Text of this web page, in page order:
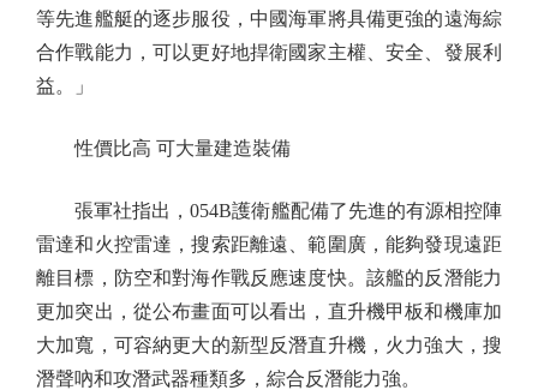
等先進艦艇的逐步服役，中國海軍將具備更強的遠海綜
合作戰能力，可以更好地捍衛國家主權、安全、發展利
益。」
性價比高 可大量建造裝備
張軍社指出，054B護衛艦配備了先進的有源相控陣
雷達和火控雷達，搜索距離遠、範圍廣，能夠發現遠距
離目標，防空和對海作戰反應速度快。該艦的反潛能力
更加突出，從公布畫面可以看出，直升機甲板和機庫加
大加寬，可容納更大的新型反潛直升機，火力強大，搜
潛聲吶和攻潛武器種類多，綜合反潛能力強。